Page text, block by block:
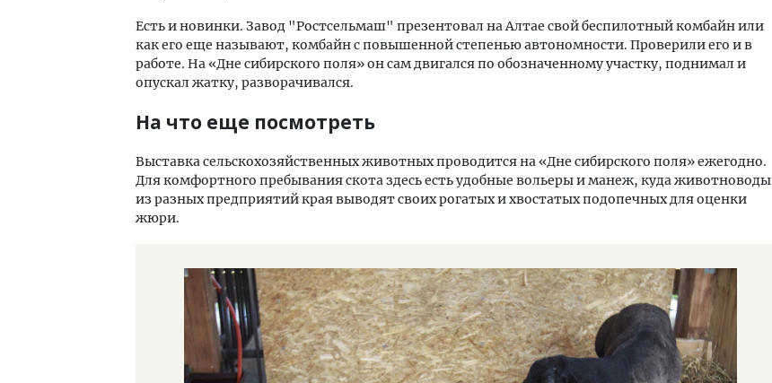
Есть и новинки. Завод "Ростсельмаш" презентовал на Алтае свой беспилотный комбайн или
как его еще называют, комбайн с повышенной степенью автономности. Проверили его и в
работе. На «Дне сибирского поля» он сам двигался по обозначенному участку, поднимал и
опускал жатку, разворачивался.
На что еще посмотреть
Выставка сельскохозяйственных животных проводится на «Дне сибирского поля» ежегодно.
Для комфортного пребывания скота здесь есть удобные вольеры и манеж, куда животноводы
из разных предприятий края выводят своих рогатых и хвостатых подопечных для оценки
жюри.